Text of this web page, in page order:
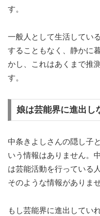
す。
一般人として生活してい
することもなく、静かに
かし、これはあくまで推
す。
娘は芸能界に進出し
中条きよしさんの隠し子
いう情報はありません。
は芸能活動を行っている
そのような情報がありませ
もし芸能界に進出してい